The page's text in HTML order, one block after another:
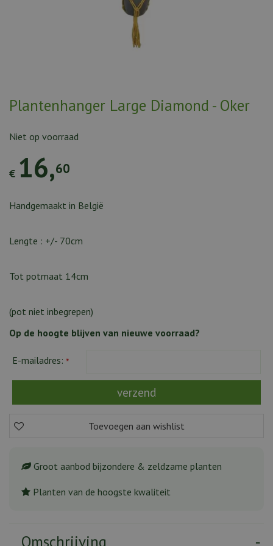
Plantenhanger Large Diamond - Oker
€ 16,60
Niet op voorraad
Handgemaakt in België
Lengte : +/- 70cm
Tot potmaat 14cm
(pot niet inbegrepen)
Op de hoogte blijven van nieuwe voorraad?
E-mailadres: *
Groot aanbod bijzondere & zeldzame planten
Planten van de hoogste kwaliteit
Omschrijving